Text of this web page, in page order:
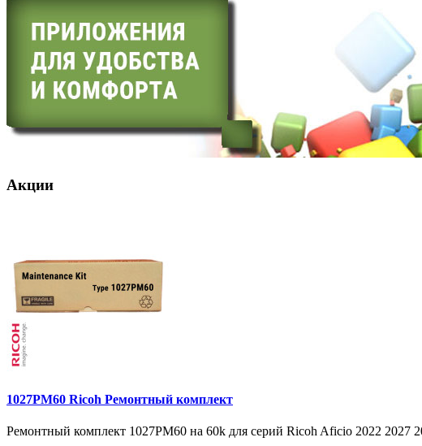
Акции
1027PM60 Ricoh Ремонтный комплект
Ремонтный комплект 1027PM60 на 60k для серий Ricoh Aficio 2022 2027